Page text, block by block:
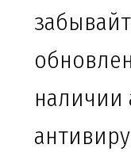
наличии